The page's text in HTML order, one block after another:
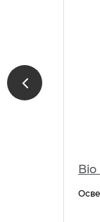
Bio